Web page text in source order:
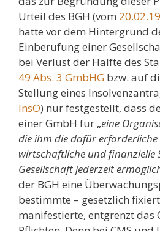
Urteil des BGH (vom
hatte vor dem Hintergrund
Einberufung einer
bei Verlust der Hälfte des
49 Abs. 3 GmbHG bzw. auf
Stellung eines
InsO) nur festgestellt, dass
einer GmbH für „eine
die ihm die dafür
wirtschaftliche und finanzielle
Gesellschaft jederzeit
der BGH eine
bestimmte – gesetzlich
manifestierte, entgrenzt das